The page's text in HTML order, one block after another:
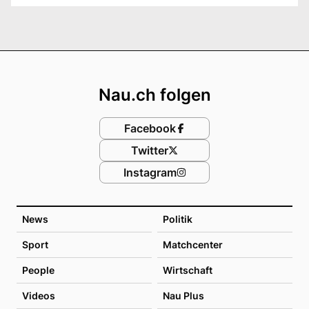
News Politik
Sport Matchcenter
People Wirtschaft
Videos Nau Plus
Nau.ch folgen
Facebook
Twitter
Instagram